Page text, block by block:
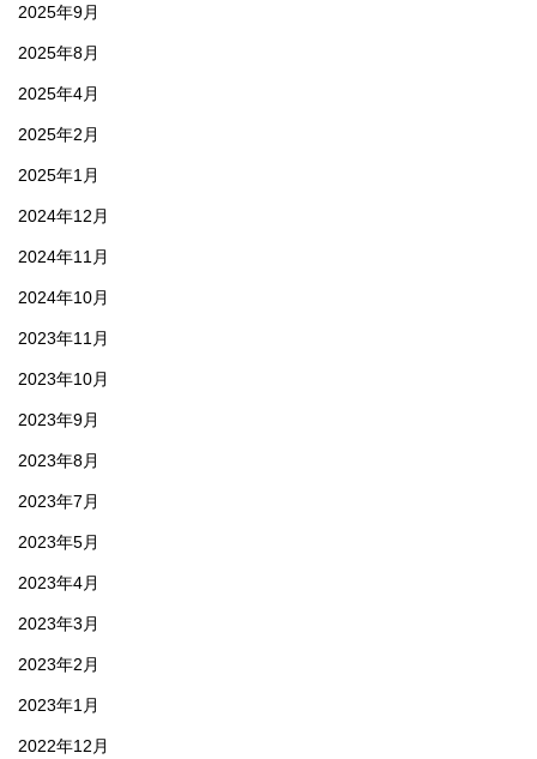
2025年9月
2025年8月
2025年4月
2025年2月
2025年1月
2024年12月
2024年11月
2024年10月
2023年11月
2023年10月
2023年9月
2023年8月
2023年7月
2023年5月
2023年4月
2023年3月
2023年2月
2023年1月
2022年12月